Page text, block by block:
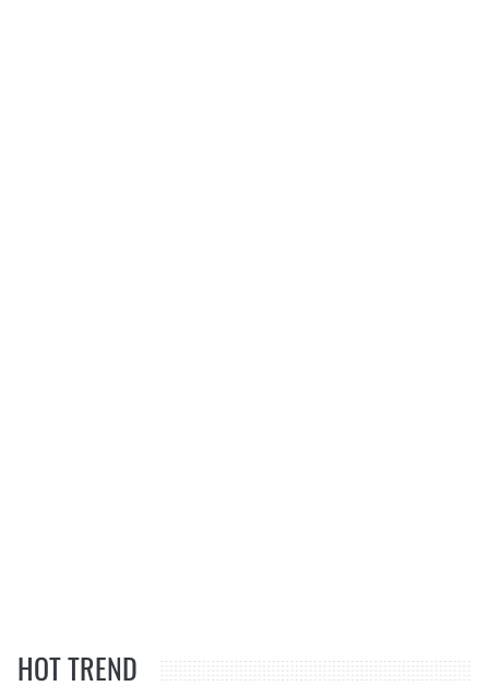
HOT TREND